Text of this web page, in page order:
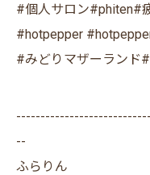
#個人サロン#phiten#
#hotpepper
#みどりマザーランド
--
ふらりん